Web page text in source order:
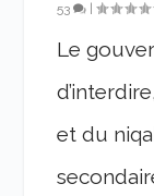
53
|
Le
et du